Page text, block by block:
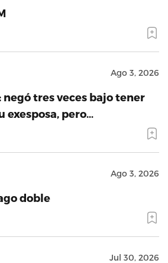
Ago 3, 2026
negó tres veces bajo tener
exesposa, pero…
Ago 3, 2026
doble
Jul 30, 2026